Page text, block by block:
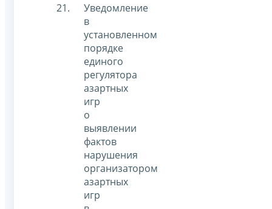
Уведомление
в
установленном
порядке
единого
регулятора
азартных
игр
о
выявлении
фактов
нарушения
организатором
азартных
игр